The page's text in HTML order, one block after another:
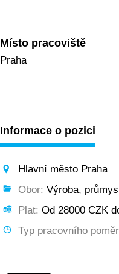
Místo pracoviště
Praha
Informace o pozici
Hlavní město Praha
Obor: Výroba,
Plat: Od 28000 CZK
Typ pracovního